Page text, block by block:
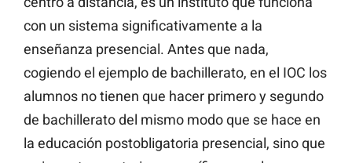
con un sistema significativamente a la
enseñanza presencial. Antes que nada,
cogiendo el ejemplo de bachillerato, en el IOC los
alumnos no tienen que hacer primero y segundo
de bachillerato del mismo modo que se hace en
la educación postobligatoria presencial, sino que